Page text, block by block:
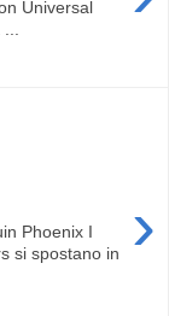
Universal
›
Phoenix I
si spostano in